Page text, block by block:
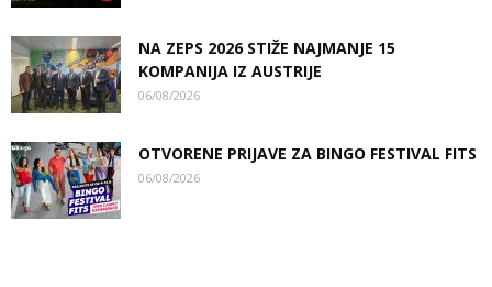
NA ZEPS 2026 STIŽE NAJMANJE 15
KOMPANIJA IZ AUSTRIJE
06/08/2026
OTVORENE PRIJAVE ZA BINGO FESTIVAL FITS
06/08/2026